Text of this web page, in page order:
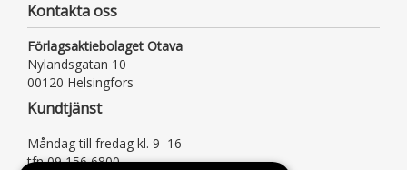
Kontakta oss
Förlagsaktiebolaget Otava
Nylandsgatan 10
00120 Helsingfors
Kundtjänst
Måndag till fredag kl. 9–16
tfn 09 156 6800